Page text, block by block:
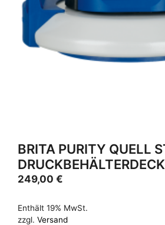
BRITA PURITY QUELL
249,00 €
Enthält 19% MwSt.
zzgl. Versand